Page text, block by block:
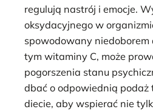
regulują nastrój i emocje.
oksydacyjnego w
spowodowany
tym witaminy C, może
pogorszenia stanu
dbać o odpowiednią
diecie, aby wspierać nie